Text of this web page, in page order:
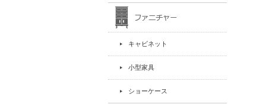
キャビネット
小型家具
ショーケース